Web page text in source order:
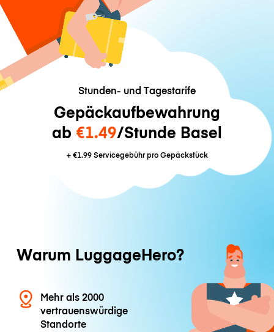
Stunden- und Tagestarife
Gepäckaufbewahrung
ab €1.49/Stunde Basel
+€1.99Servicegebühr pro Gepäckstück
Warum LuggageHero?
Mehr als 2000
vertrauenswürdige
Standorte